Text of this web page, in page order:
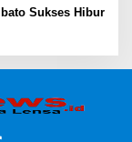
Sukses Hibur